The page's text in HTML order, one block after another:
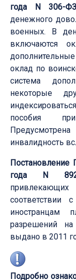
года N 306-ФЗ
денежного
военных. В
включаются
оклад по
система
некоторые
пособия
инвалидность
Постановление
года N
иностранцам
разрешений
выдано в 2011
Подробно